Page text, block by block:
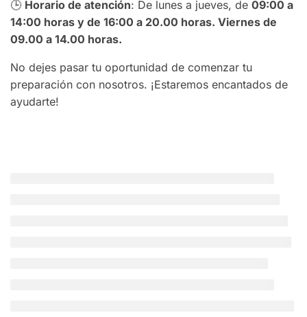
🕒 Horario de atención: De lunes a jueves, de 09:00 a
14:00 horas y de 16:00 a 20.00 horas. Viernes de
09.00 a 14.00 horas.
No dejes pasar tu oportunidad de comenzar tu
preparación con nosotros. ¡Estaremos encantados de
ayudarte!